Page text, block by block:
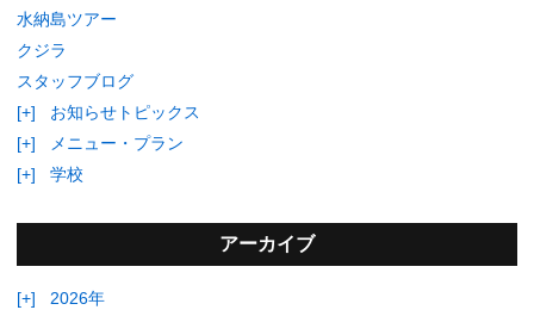
水納島ツアー
クジラ
スタッフブログ
[+]
お知らせトピックス
[+]
メニュー・プラン
[+]
学校
アーカイブ
[+]
2026年